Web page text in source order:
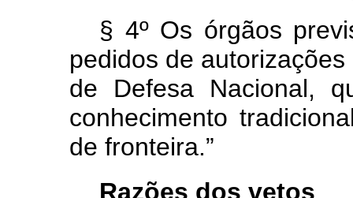
§ 4º Os órgãos
pedidos de
de Defesa Nacional,
conhecimento
de fronteira.”
Razões dos vetos